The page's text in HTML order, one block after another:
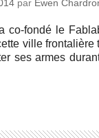
par Ewen
co-fondé le
ville fron­ta­lière
ses armes